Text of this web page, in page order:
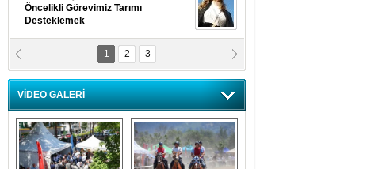
Öncelikli Görevimiz Tarımı
Desteklemek
Nilüfer Menekli Buzcular
Siz Hiç Kelebeklerin Sesini
Duydunuz Mu?
1 2 3
VİDEO GALERİ